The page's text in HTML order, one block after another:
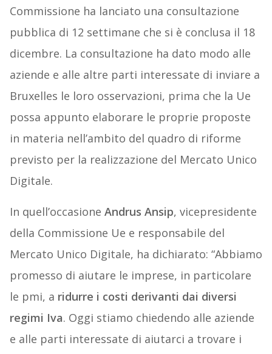
Commissione ha lanciato una consultazione
pubblica di 12 settimane che si è conclusa il 18
dicembre. La consultazione ha dato modo alle
aziende e alle altre parti interessate di inviare a
Bruxelles le loro osservazioni, prima che la Ue
possa appunto elaborare le proprie proposte
in materia nell’ambito del quadro di riforme
previsto per la realizzazione del Mercato Unico
Digitale.
In quell’occasione Andrus Ansip, vicepresidente
della Commissione Ue e responsabile del
Mercato Unico Digitale, ha dichiarato: “Abbiamo
promesso di aiutare le imprese, in particolare
le pmi, a ridurre i costi derivanti dai diversi
regimi Iva. Oggi stiamo chiedendo alle aziende
e alle parti interessate di aiutarci a trovare i